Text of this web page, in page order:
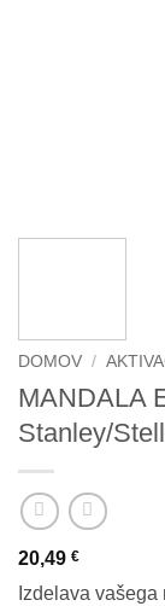
DOMOV /
MANDALA
Stanley/
20,49 €
Izdelava